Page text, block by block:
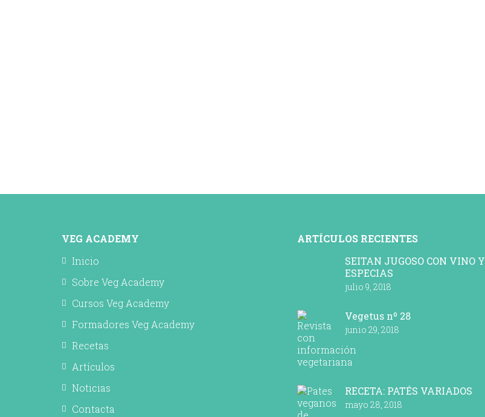
VEG ACADEMY
Inicio
Sobre Veg Academy
Cursos Veg Academy
Formadores Veg Academy
Recetas
Artículos
Noticias
Contacta
ARTÍCULOS RECIENTES
SEITAN JUGOSO CON VINO Y
ESPECIAS
julio 9, 2018
Vegetus nº 28
junio 29, 2018
RECETA: PATÉS VARIADOS
mayo 28, 2018